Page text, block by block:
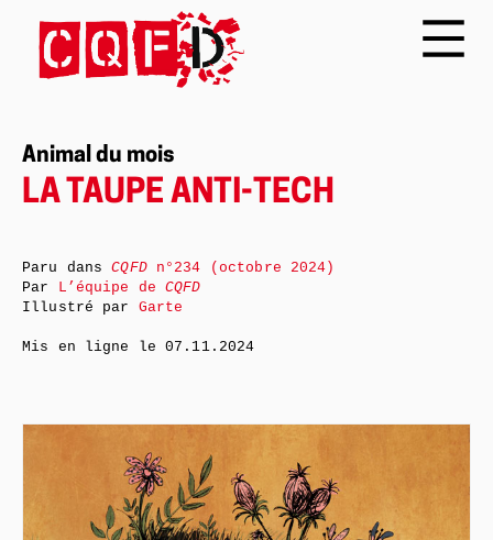
Animal du mois
LA TAUPE ANTI-TECH
Paru dansCQFDn°234 (octobre 2024)
Par L’équipe deCQFD
Illustré par Garte
Mis en ligne le07.11.2024